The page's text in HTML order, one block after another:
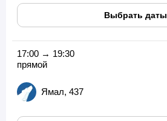
Выбрать даты
17:00 → 19:30
прямой
Ямал, 437